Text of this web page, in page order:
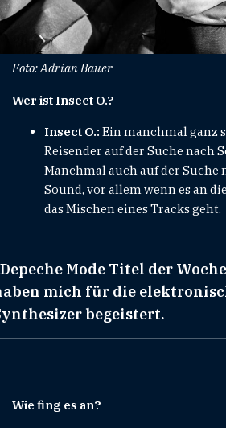
Foto: Adrian Bauer
Wer ist Insect O.?
Insect O.: Ein manchmal ganz
Reisender auf der Suche nach
Manchmal auch auf der Suche
Sound, vor allem wenn es an
das Mischen eines Tracks geht.
Mode Titel der
mich für die
begeistert.
Wie fing es an?